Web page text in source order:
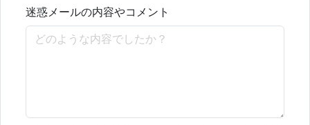
迷惑メールの内容やコメント